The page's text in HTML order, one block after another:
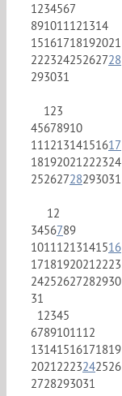
1234567
891011121314
15161718192021
22232425262728
293031
123
45678910
11121314151617
18192021222324
25262728293031
12
3456789
10111213141516
17181920212223
24252627282930
31
12345
6789101112
13141516171819
20212223242526
2728293031